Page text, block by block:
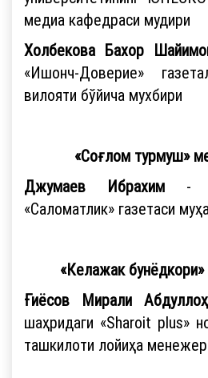
медиа кафедраси мудири
Холбекова Бахор
«Ишонч-Доверие»
вилояти бўйича мухбири
«Соғлом турмуш»
Джумаев Ибрахим-
«Саломатлик» газетаси
«Келажак
Ғиёсов Мирали
шаҳридаги «Sharoit plus»
ташкилоти лойиҳа